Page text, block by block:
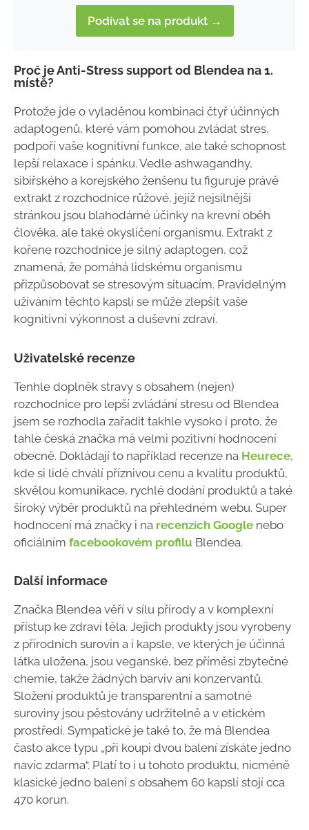
Podívat se na produkt →
Proč je Anti-Stress support od Blendea na 1.
místě?
Protože jde o vyladěnou kombinaci čtyř účinných
adaptogenů, které vám pomohou zvládat stres,
podpoří vaše kognitivní funkce, ale také schopnost
lepší relaxace i spánku. Vedle ashwagandhy,
sibiřského a korejského ženšenu tu figuruje právě
extrakt z rozchodnice růžové, jejíž nejsilnější
stránkou jsou blahodárné účinky na krevní oběh
člověka, ale také okysličení organismu. Extrakt z
kořene rozchodnice je silný adaptogen, což
znamená, že pomáhá lidskému organismu
přizpůsobovat se stresovým situacím. Pravidelným
užíváním těchto kapslí se může zlepšit vaše
kognitivní výkonnost a duševní zdraví.
Uživatelské recenze
Tenhle doplněk stravy s obsahem (nejen)
rozchodnice pro lepší zvládání stresu od Blendea
jsem se rozhodla zařadit takhle vysoko i proto, že
tahle česká značka má velmi pozitivní hodnocení
obecně. Dokládají to například recenze na Heurece,
kde si lidé chválí příznivou cenu a kvalitu produktů,
skvělou komunikace, rychlé dodání produktů a také
široký výběr produktů na přehledném webu. Super
hodnocení má značky i na recenzích Google nebo
oficiálním facebookovém profilu Blendea.
Další informace
Značka Blendea věří v sílu přírody a v komplexní
přístup ke zdraví těla. Jejich produkty jsou vyrobeny
z přírodních surovin a i kapsle, ve kterých je účinná
látka uložena, jsou veganské, bez příměsi zbytečné
chemie, takže žádných barviv ani konzervantů.
Složení produktů je transparentní a samotné
suroviny jsou pěstovány udržitelně a v etickém
prostředí. Sympatické je také to, že má Blendea
často akce typu „při koupi dvou balení získáte jedno
navíc zdarma“. Platí to i u tohoto produktu, nicméně
klasické jedno balení s obsahem 60 kapslí stojí cca
470 korun.